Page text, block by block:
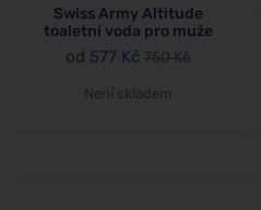
Swiss Army Altitude
toaletní voda pro muže
od 577 Kč 750 Kč
Není skladem